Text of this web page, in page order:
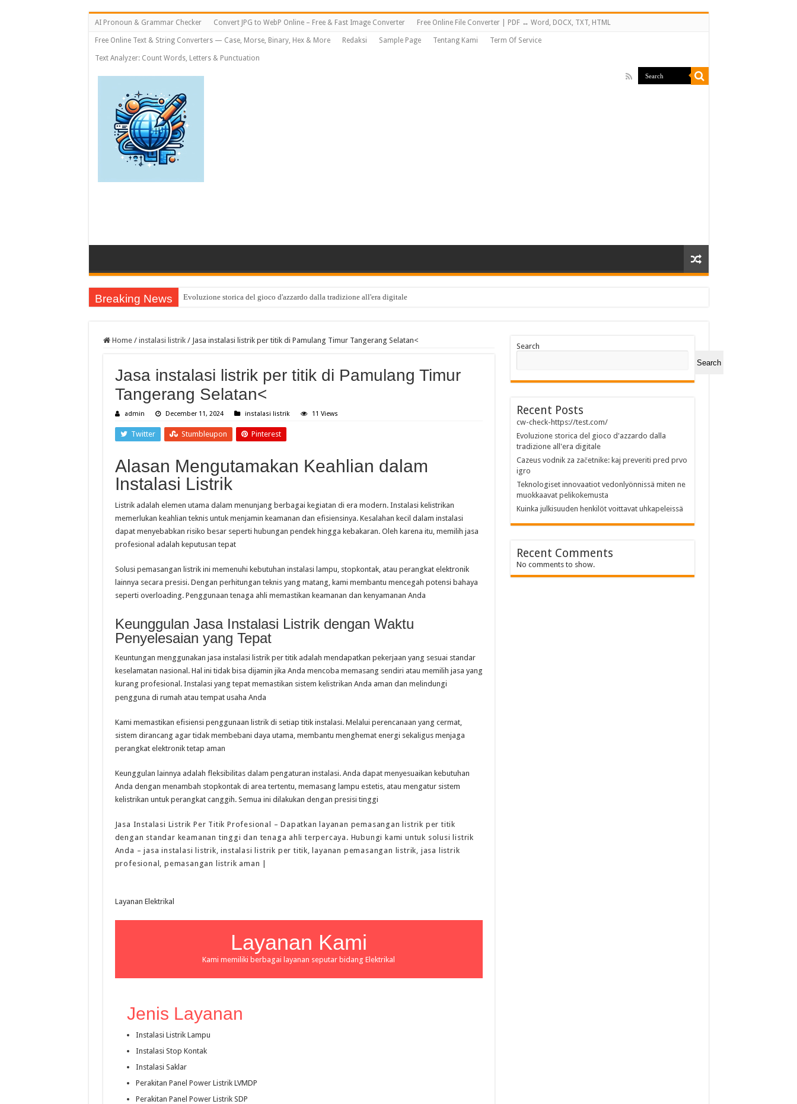
AI Pronoun & Grammar Checker Convert JPG to WebP Online – Free & Fast Image Converter Free Online File Converter | PDF ↔ Word, DOCX, TXT, HTML
Free Online Text & String Converters — Case, Morse, Binary, Hex & More Redaksi Sample Page Tentang Kami Term Of Service
Text Analyzer: Count Words, Letters & Punctuation
Breaking News Evoluzione storica del gioco d'azzardo dalla tradizione all'era digitale
Home / instalasi listrik / Jasa instalasi listrik per titik di Pamulang Timur Tangerang Selatan<
Jasa instalasi listrik per titik di Pamulang Timur
Tangerang Selatan<
admin December 11, 2024 instalasi listrik 11 Views
Twitter Stumbleupon Pinterest
Alasan Mengutamakan Keahlian dalam
Instalasi Listrik
Listrik adalah elemen utama dalam menunjang berbagai kegiatan di era modern. Instalasi kelistrikan
memerlukan keahlian teknis untuk menjamin keamanan dan efisiensinya. Kesalahan kecil dalam instalasi
dapat menyebabkan risiko besar seperti hubungan pendek hingga kebakaran. Oleh karena itu, memilih jasa
profesional adalah keputusan tepat
Solusi pemasangan listrik ini memenuhi kebutuhan instalasi lampu, stopkontak, atau perangkat elektronik
lainnya secara presisi. Dengan perhitungan teknis yang matang, kami membantu mencegah potensi bahaya
seperti overloading. Penggunaan tenaga ahli memastikan keamanan dan kenyamanan Anda
Keunggulan Jasa Instalasi Listrik dengan Waktu
Penyelesaian yang Tepat
Keuntungan menggunakan jasa instalasi listrik per titik adalah mendapatkan pekerjaan yang sesuai standar
keselamatan nasional. Hal ini tidak bisa dijamin jika Anda mencoba memasang sendiri atau memilih jasa yang
kurang profesional. Instalasi yang tepat memastikan sistem kelistrikan Anda aman dan melindungi
pengguna di rumah atau tempat usaha Anda
Kami memastikan efisiensi penggunaan listrik di setiap titik instalasi. Melalui perencanaan yang cermat,
sistem dirancang agar tidak membebani daya utama, membantu menghemat energi sekaligus menjaga
perangkat elektronik tetap aman
Keunggulan lainnya adalah fleksibilitas dalam pengaturan instalasi. Anda dapat menyesuaikan kebutuhan
Anda dengan menambah stopkontak di area tertentu, memasang lampu estetis, atau mengatur sistem
kelistrikan untuk perangkat canggih. Semua ini dilakukan dengan presisi tinggi
Jasa Instalasi Listrik Per Titik Profesional – Dapatkan layanan pemasangan listrik per titik
dengan standar keamanan tinggi dan tenaga ahli terpercaya. Hubungi kami untuk solusi listrik
Anda – jasa instalasi listrik, instalasi listrik per titik, layanan pemasangan listrik, jasa listrik
profesional, pemasangan listrik aman |
Layanan Elektrikal
Layanan Kami
Kami memiliki berbagai layanan seputar bidang Elektrikal
Jenis Layanan
Instalasi Listrik Lampu
Instalasi Stop Kontak
Instalasi Saklar
Perakitan Panel Power Listrik LVMDP
Perakitan Panel Power Listrik SDP
Search
Search
Recent Posts
cw-check-https://test.com/
Evoluzione storica del gioco d'azzardo dalla
tradizione all'era digitale
Cazeus vodnik za začetnike: kaj preveriti pred prvo
igro
Teknologiset innovaatiot vedonlyönnissä miten ne
muokkaavat pelikokemusta
Kuinka julkisuuden henkilöt voittavat uhkapeleissä
Recent Comments
No comments to show.